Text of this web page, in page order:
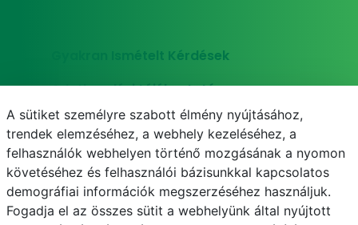
Gyakran Ismételt Kérdések
Adatkezelési tájékoztató
Süti (cookie) tájékoztató
E-mail Telefonkönyv NEPTUN E-learning
A sütiket személyre szabott élmény nyújtásához,
trendek elemzéséhez, a webhely kezeléséhez, a
felhasználók webhelyen történő mozgásának a nyomon
követéséhez és felhasználói bázisunkkal kapcsolatos
demográfiai információk megszerzéséhez használjuk.
Fogadja el az összes sütit a webhelyünk által nyújtott